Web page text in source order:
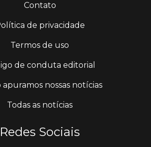
Contato
de privacidade
Termos de uso
de conduta editorial
apuramos nossas notícias
Todas as notícias
Redes Sociais